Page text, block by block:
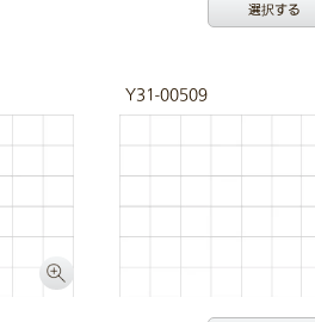
選択する
Y31-00509